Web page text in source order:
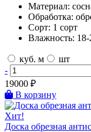
Материал:
Обработка:
Сорт: 1 сорт
Влажность:
куб. м
шт
-
19000 ₽
В корзину
Хит!
Доска обрезная